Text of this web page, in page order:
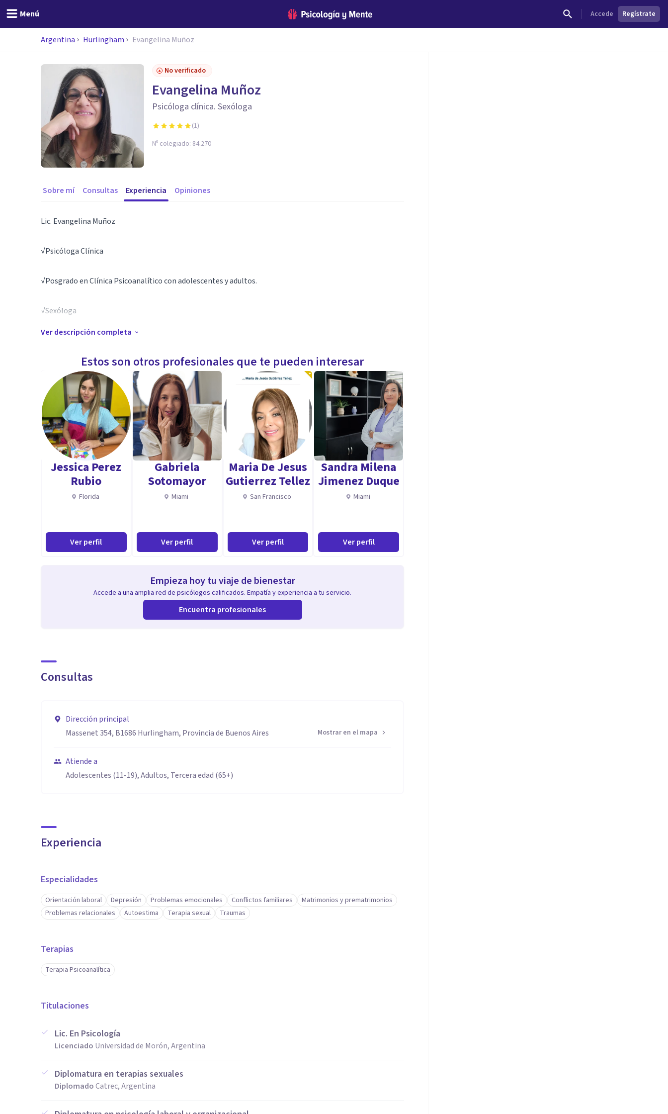
Menú Accede Regístrate
Argentina Hurlingham Evangelina Muñoz
No verificado
Evangelina Muñoz
Psicóloga clínica. Sexóloga
(1)
Nº colegiado: 84.270
Sobre mí Consultas Experiencia Opiniones
Lic. Evangelina Muñoz
√Psicóloga Clínica
√Posgrado en Clínica Psicoanalítico con adolescentes y adultos.
√Sexóloga
Especialidades
Me desempeño trabajando con adolescentes y adultos, ya sea que realicen consultas, las cuales pueden
tomar una o unas pocas sesiones, (los motivos de consulta pueden ser por ejemplo: claridad en alguna
situación, problemas a resolver, decisiones que tomar, etc), o terapias.
Luego de las primeras entrevistas se realiza una estrategia de abordaje Psicoanalítico acorde al caso; se
tratan por ej: angustias, duelos, melancolías, depresión, fobias, ataques de pánico, temores, crisis
con profesión) en busca de aclarar los deseos y vocación que se suscitan.
Aptitudes
Compromiso
Ver descripción completa
Estos son otros profesionales que te pueden interesar
Jessica Perez
Rubio
Florida
Ver perfil
Gabriela
Sotomayor
Miami
Ver perfil
Maria De Jesus
Gutierrez Tellez
San Francisco
Ver perfil
Sandra Milena
Jimenez Duque
Miami
Ver perfil
Empieza hoy tu viaje de bienestar
Accede a una amplia red de psicólogos calificados. Empatía y experiencia a tu servicio.
Encuentra profesionales
Consultas
Dirección principal
Massenet 354, B1686 Hurlingham, Provincia de Buenos Aires
Mostrar en el mapa
Atiende a
Adolescentes (11-19), Adultos, Tercera edad (65+)
Experiencia
Especialidades
Orientación laboral Depresión Problemas emocionales Conflictos familiares
Matrimonios y prematrimonios
Problemas relacionales
Autoestima Terapia sexual Traumas
Terapias
Terapia Psicoanalítica
Titulaciones
Lic. En Psicología
Licenciado Universidad de Morón, Argentina
Diplomatura en terapias sexuales
DiplomadoCatrec, Argentina